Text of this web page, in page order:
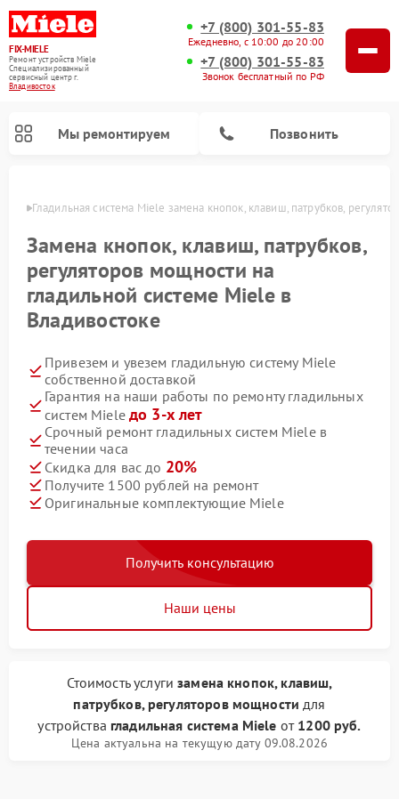
FIX-MIELE
Ремонт устройств Miele
Специализированный
cервисный центр г.
Владивосток
+7 (800) 301-55-83
Ежедневно, с 10:00 до 20:00
+7 (800) 301-55-83
Звонок бесплатный по РФ
Мы ремонтируем Позвонить
Гладильная система Miele замена кнопок, клавиш, патрубков,
Замена кнопок, клавиш, патрубков,
регуляторов мощности на
гладильной системе Miele в
Владивостоке
Привезем и увезем гладильную систему Miele
собственной доставкой
Гарантия на наши работы по ремонту гладильных
систем Miele до 3-х лет
Срочный ремонт гладильных систем Miele в
течении часа
Скидка для вас до 20%
Получите 1500 рублей на ремонт
Оригинальные комплектующие Miele
Получить консультацию
Наши цены
Стоимость услугизамена кнопок, клавиш,
патрубков, регуляторов мощностидля
устройства гладильная система Miele от 1200 руб.
Цена актуальна на текущую дату 09.08.2026